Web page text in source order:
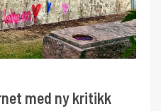
med ny kritikk